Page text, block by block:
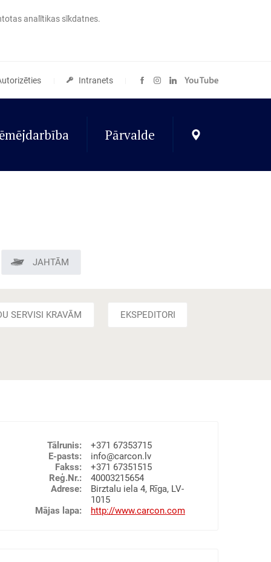
analītikas sīkdatnes.
Intranets
Pārvalde
JAHTĀM
SERVISI KRAVĀM EKSPEDITORI
Tālrunis:
+371 67353715
E-pasts:
info@carcon.lv
Fakss:
+371 67351515
Reģ.Nr.:
40003215654
Adrese:
Birztalu iela 4, Rīga, LV-
1015
Mājas lapa:
http://www.carcon.com